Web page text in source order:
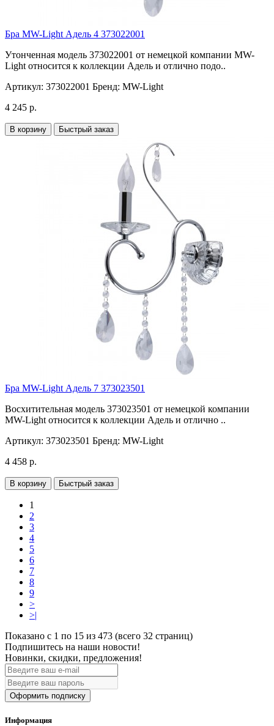
Бра MW-Light Адель 4 373022001
Утонченная модель 373022001 от немецкой компании MW-
Light относится к коллекции Адель и отлично подо..
Артикул: 373022001 Бренд: MW-Light
4 245 р.
В корзину Быстрый заказ
Бра MW-Light Адель 7 373023501
Восхитительная модель 373023501 от немецкой компании
MW-Light относится к коллекции Адель и отлично ..
Артикул: 373023501 Бренд: MW-Light
4 458 р.
В корзину Быстрый заказ
1
2
3
4
5
6
7
8
9
>
>|
Показано с 1 по 15 из 473 (всего 32 страниц)
Подпишитесь на наши новости!
Новинки, скидки, предложения!
Оформить подписку
Информация